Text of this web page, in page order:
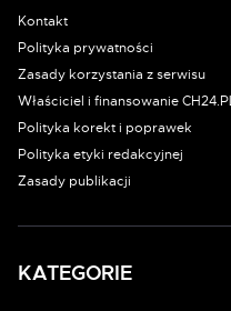
Kontakt
Polityka prywatności
Zasady korzystania z serwisu
Właściciel i finansowanie CH24.PL
Polityka korekt i poprawek
Polityka etyki redakcyjnej
Zasady publikacji
KATEGORIE